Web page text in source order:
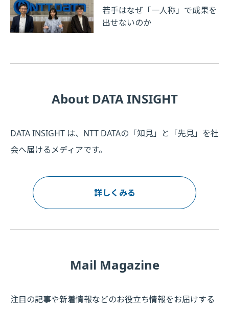
若手はなぜ「一人称」で成果を
出せないのか
About DATA INSIGHT
DATA INSIGHT は、NTT DATAの「知見」と「先見」を社
会へ届けるメディアです。
詳しくみる
Mail Magazine
注目の記事や新着情報などのお役立ち情報をお届けする